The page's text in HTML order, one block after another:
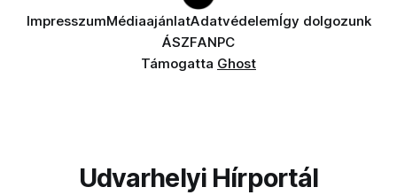
ImpresszumMédiaajánlatAdatvédelemÍgy dolgozunk
ÁSZFANPC
Támogatta Ghost
Udvarhelyi Hírportál